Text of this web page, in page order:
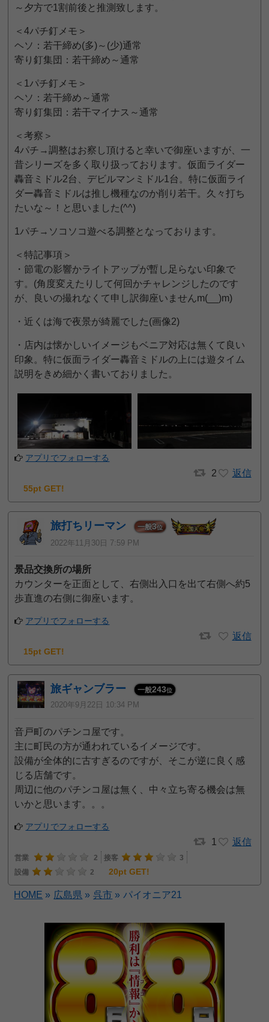
～夕方で1割前後と推測致します。
＜4パチ釘メモ＞
ヘソ：若干締め(多)～(少)通常
寄り釘集団：若干締め～通常
＜1パチ釘メモ＞
ヘソ：若干締め～通常
寄り釘集団：若干マイナス～通常
＜考察＞
4パチ→調整はお察し頂けると幸いで御座いますが、一
昔シリーズを多く取り扱っております。仮面ライダー
轟音ミドル2台、デビルマンミドル1台。特に仮面ライ
ダー轟音ミドルは推し機種なのか削り若干。久々打ち
たいな～！と思いました(^^)
1パチ→ソコソコ遊べる調整となっております。
＜特記事項＞
・節電の影響かライトアップが暫し足らない印象で
す。(角度変えたりして何回かチャレンジしたのです
が、良いの撮れなくて申し訳御座いませんm(__)m)
・近くは海で夜景が綺麗でした(画像2)
・店内は懐かしいイメージもベニア対応は無くて良い
印象。特に仮面ライダー轟音ミドルの上には遊タイム
説明をきめ細かく書いておりました。
アプリでフォローする
2 返信
55pt GET!
旅打ちリーマン 一般3位
2022年11月30日 7:59 PM
景品交換所の場所
カウンターを正面として、右側出入口を出て右側へ約5
歩直進の右側に御座います。
アプリでフォローする
返信
15pt GET!
旅ギャンブラー 一般243位
2020年9月22日 10:34 PM
音戸町のパチンコ屋です。
主に町民の方が通われているイメージです。
設備が全体的に古すぎるのですが、そこが逆に良く感
じる店舗です。
周辺に他のパチンコ屋は無く、中々立ち寄る機会は無
いかと思います。。。
アプリでフォローする
1 返信
営業 2 接客
3
設備
2 20pt GET!
HOME » 広島県 » 呉市 » パイオニア21